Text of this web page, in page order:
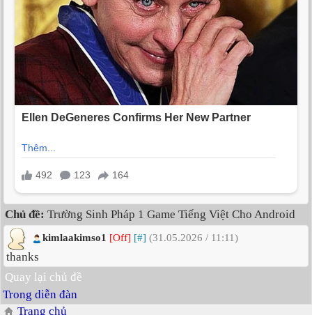
Chủ đề: Trường Sinh Pháp 1 Game Tiếng Việt Cho Android
kimlaakimso1 [Off] [#] (31.05.2026 / 11:11)
thanks
Quay lại chủ đề
Trong diễn đàn
Trang chủ